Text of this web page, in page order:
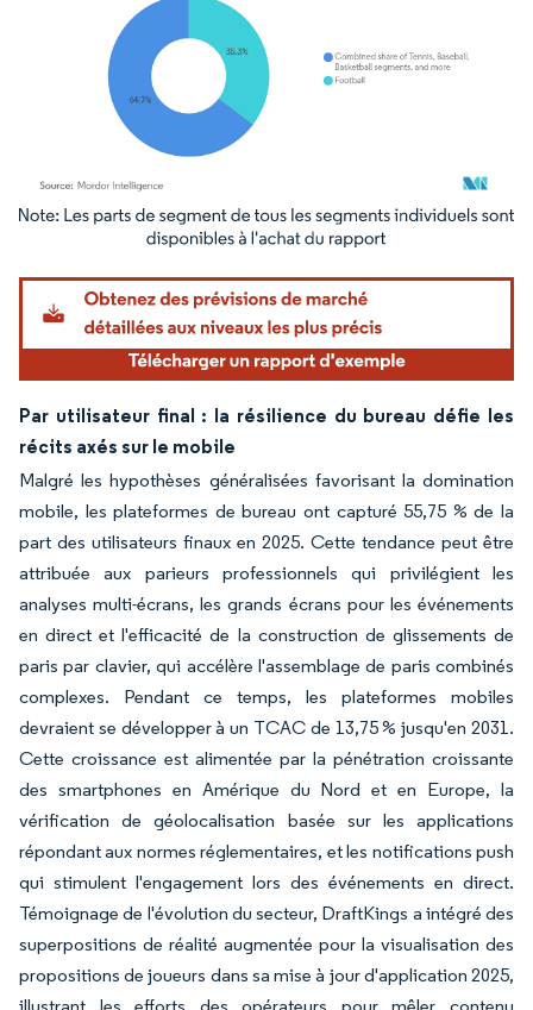
Image © Mordor Intelligence. La réutilisation nécessite une attribution sous CC BY
Par utilisateur final : la résilience du bureau défie les
récits axés sur le mobile
Malgré les hypothèses généralisées favorisant la domination
mobile, les plateformes de bureau ont capturé 55,75 % de la
part des utilisateurs finaux en 2025. Cette tendance peut être
attribuée aux parieurs professionnels qui privilégient les
analyses multi-écrans, les grands écrans pour les événements
en direct et l'efficacité de la construction de glissements de
paris par clavier, qui accélère l'assemblage de paris combinés
complexes. Pendant ce temps, les plateformes mobiles
devraient se développer à un TCAC de 13,75 % jusqu'en 2031.
Cette croissance est alimentée par la pénétration croissante
des smartphones en Amérique du Nord et en Europe, la
vérification de géolocalisation basée sur les applications
répondant aux normes réglementaires, et les notifications push
qui stimulent l'engagement lors des événements en direct.
Témoignage de l'évolution du secteur, DraftKings a intégré des
superpositions de réalité augmentée pour la visualisation des
propositions de joueurs dans sa mise à jour d'application 2025,